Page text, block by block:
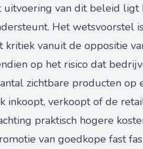
van dit beleid
Het wetsvoorstel
kritiek vanuit de oppositie
op het risico dat
zichtbare producten
inkoopt, verkoopt of de
praktisch hogere
van goedkope fast